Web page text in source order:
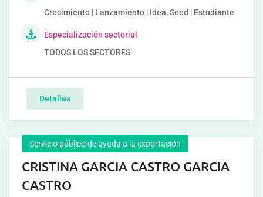
Crecimiento | Lanzamiento | Idea, Seed | Estudiante
Especialización sectorial
TODOS LOS SECTORES
Detalles
Servicio público de ayuda a la exportación
CRISTINA GARCIA CASTRO GARCIA
CASTRO